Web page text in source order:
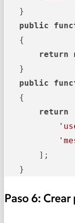
   }
public
{
return
   }
public
{
return
       ];
   }
Paso 6: